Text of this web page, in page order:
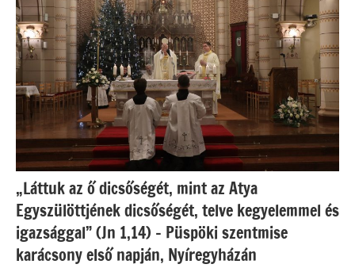
„Láttuk az ő dicsőségét, mint az Atya
Egyszülöttjének dicsőségét, telve kegyelemmel és
igazsággal” (Jn 1,14) – Püspöki szentmise
karácsony első napján, Nyíregyházán